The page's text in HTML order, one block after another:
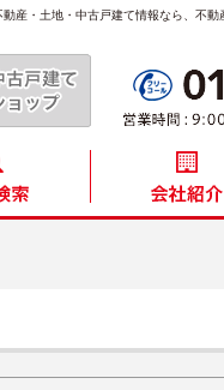
産・土地・中古戸建て情報なら、不動